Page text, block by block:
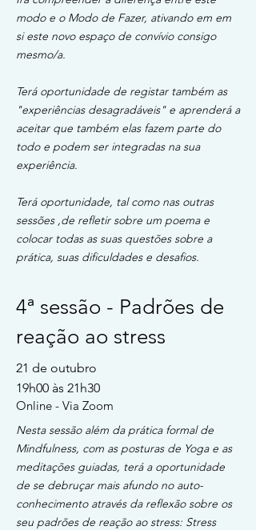
modo e o Modo de Fazer, ativando em em
si este novo espaço de convívio consigo
mesmo/a.
Terá oportunidade de registar também as
"experiências desagradáveis" e aprenderá a
aceitar que também elas fazem parte do
todo e podem ser integradas na sua
experiência.
Terá oportunidade, tal como nas outras
sessões ,de refletir sobre um poema e
colocar todas as suas questões sobre a
prática, suas dificuldades e desafios.
4ª sessão - Padrões de
reação ao stress
21 de outubro
19h00 às 21h30
Online - Via Zoom
Nesta sessão além da prática formal de
Mindfulness, com as posturas de Yoga e as
meditações guiadas, terá a oportunidade
de se debruçar mais afundo no auto-
conhecimento através da reflexão sobre os
seu padrões de reação ao stress: Stress